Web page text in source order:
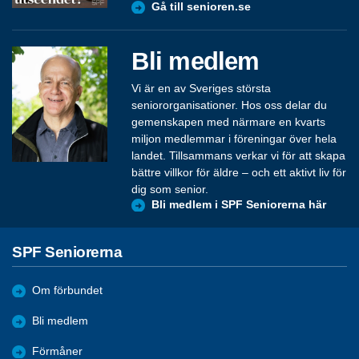
Gå till senioren.se
Bli medlem
Vi är en av Sveriges största
seniororganisationer. Hos oss delar du
gemenskapen med närmare en kvarts
miljon medlemmar i föreningar över hela
landet. Tillsammans verkar vi för att skapa
bättre villkor för äldre – och ett aktivt liv för
dig som senior.
Bli medlem i SPF Seniorerna här
SPF Seniorerna
Om förbundet
Bli medlem
Förmåner